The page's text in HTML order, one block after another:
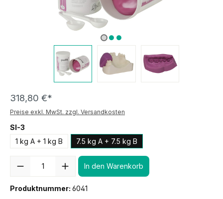
318,80 €*
Preise exkl. MwSt. zzgl. Versandkosten
SI-3
1 kg A + 1 kg B
7.5 kg A + 7.5 kg B
In den Warenkorb
Produktnummer: 6041